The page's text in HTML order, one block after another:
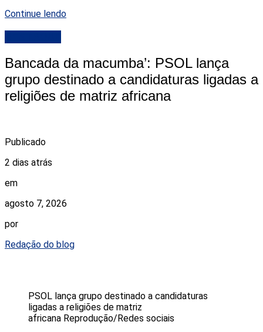
Continue lendo
Bancada da macumba’: PSOL lança
grupo destinado a candidaturas ligadas a
religiões de matriz africana
Publicado
2 dias atrás
em
agosto 7, 2026
por
Redação do blog
PSOL lança grupo destinado a candidaturas
ligadas a religiões de matriz
africana Reprodução/Redes sociais